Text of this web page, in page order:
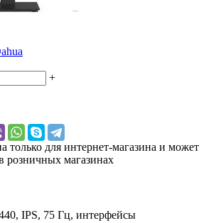
+
только для интернет-магазина и может
розничных магазинах
IPS, 75 Гц, интерфейсы